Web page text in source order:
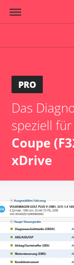
PRO
Das
speziell für
Coupe
xDrive